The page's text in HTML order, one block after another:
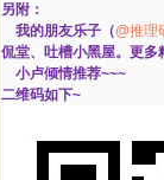
另附：
我的朋友乐子（@推理
侃堂、吐槽小黑屋。更
小卢倾情推荐~~~
二维码如下~